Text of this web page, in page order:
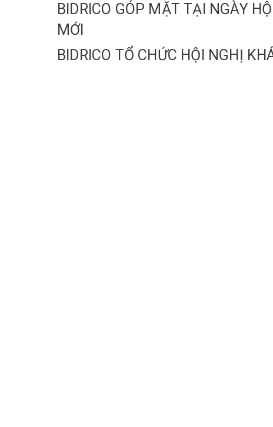
BIDRICO GÓP MẶT TẠI NGÀY
MỚI
BIDRICO TỔ CHỨC HỘI NGHỊ